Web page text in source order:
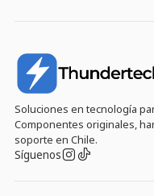
Soluciones en tecnología
Componentes originales,
soporte en Chile.
Síguenos